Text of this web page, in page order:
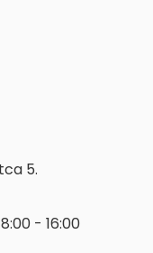
5.
- 16:00